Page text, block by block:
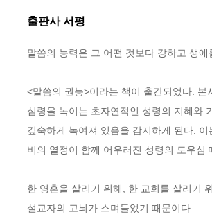
출판사 서평
말씀의 능력은 그 어떤 것보다 강하고 생
<말씀의 권능>이라는 책이 출간되었다.
심령을 녹이는 초자연적인 성령의 지혜와
깊숙하게 녹여져 있음을 감지하게 된다.
비의 열정이 함께 어우러진 성령의 도우심
한 영혼을 살리기 위해, 한 교회를 살리기
설교자의 고뇌가 스며들었기 때문이다.